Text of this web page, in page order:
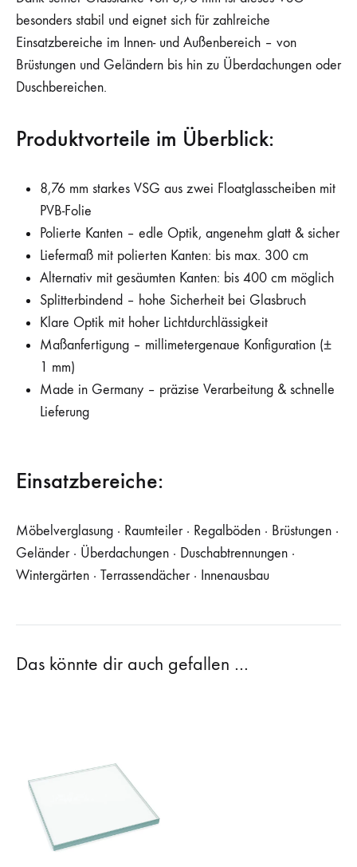
besonders stabil und eignet sich für zahlreiche
Einsatzbereiche im Innen- und Außenbereich – von
Brüstungen und Geländern bis hin zu Überdachungen oder
Duschbereichen.
Produktvorteile im Überblick:
8,76 mm starkes VSG aus zwei Floatglasscheiben mit
PVB-Folie
Polierte Kanten – edle Optik, angenehm glatt & sicher
Liefermaß mit polierten Kanten: bis max. 300 cm
Alternativ mit gesäumten Kanten: bis 400 cm möglich
Splitterbindend – hohe Sicherheit bei Glasbruch
Klare Optik mit hoher Lichtdurchlässigkeit
Maßanfertigung – millimetergenaue Konfiguration (±
1 mm)
Made in Germany – präzise Verarbeitung & schnelle
Lieferung
Einsatzbereiche:
Möbelverglasung · Raumteiler · Regalböden · Brüstungen ·
Geländer · Überdachungen · Duschabtrennungen ·
Wintergärten · Terrassendächer · Innenausbau
Das könnte dir auch gefallen …